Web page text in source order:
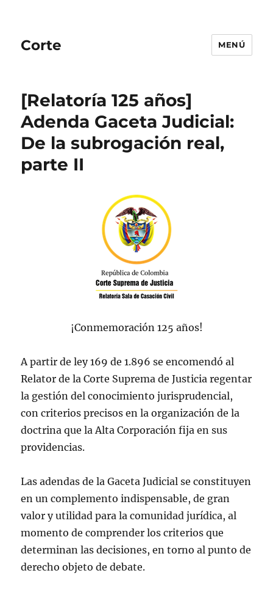
Corte MENÚ
[Relatoría 125 años]
Adenda Gaceta Judicial:
De la subrogación real,
parte II
¡Conmemoración 125 años!
A partir de ley 169 de 1.896 se encomendó al
Relator de la Corte Suprema de Justicia regentar
la gestión del conocimiento jurisprudencial,
con criterios precisos en la organización de la
doctrina que la Alta Corporación fija en sus
providencias.
Las adendas de la Gaceta Judicial se constituyen
en un complemento indispensable, de gran
valor y utilidad para la comunidad jurídica, al
momento de comprender los criterios que
determinan las decisiones, en torno al punto de
derecho objeto de debate.